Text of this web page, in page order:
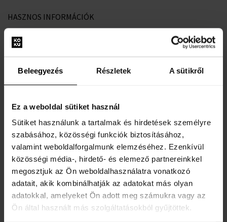
Beleegyezés Részletek A sütikről
Ez a weboldal sütiket használ
Sütiket használunk a tartalmak és hirdetések személyre
szabásához, közösségi funkciók biztosításához,
valamint weboldalforgalmunk elemzéséhez. Ezenkívül
közösségi média-, hirdető- és elemező partnereinkkel
megosztjuk az Ön weboldalhasználatra vonatkozó
adatait, akik kombinálhatják az adatokat más olyan
adatokkal, amelyeket Ön adott meg számukra vagy az
Ön által használt más szolgáltatásokból gyűjtöttek.
HASZNOS INFORMÁCIÓK
Rólunk
Kapcsolat
Hűségrendszer
Általános Szerződési Feltételek
Adatvédelmi nyilatkozat
Reklamációs űrlap
Szállítási információk
Mikor kapom meg a megrendelt árut?
Miért a Koku.hu?